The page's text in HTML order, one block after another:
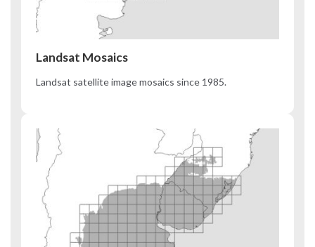
Landsat Mosaics
Landsat satellite image mosaics since 1985.